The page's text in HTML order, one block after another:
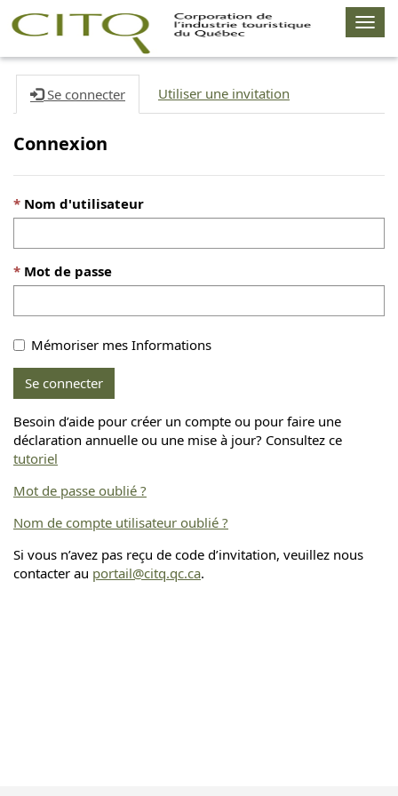
Se connecter Utiliser une invitation
Connexion
Nom d'utilisateur
Mot de passe
Mémoriser mes Informations
Se connecter
Besoin d’aide pour créer un compte ou pour faire une
déclaration annuelle ou une mise à jour? Consultez ce
tutoriel
Mot de passe oublié ?
Nom de compte utilisateur oublié ?
Si vous n’avez pas reçu de code d’invitation, veuillez nous
contacter au portail@citq.qc.ca.